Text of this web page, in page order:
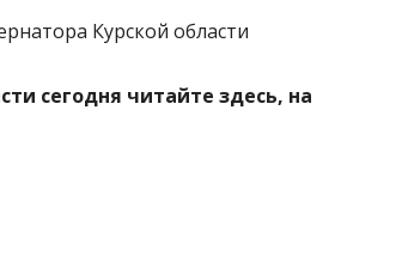
Курской области
сегодня читайте здесь, на